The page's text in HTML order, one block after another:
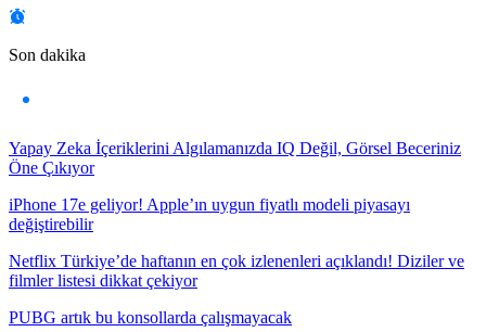
Son dakika
Yapay Zeka İçeriklerini Algılamanızda IQ Değil, Görsel Beceriniz
Öne Çıkıyor
iPhone 17e geliyor! Apple’ın uygun fiyatlı modeli piyasayı
değiştirebilir
Netflix Türkiye’de haftanın en çok izlenenleri açıklandı! Diziler ve
filmler listesi dikkat çekiyor
PUBG artık bu konsollarda çalışmayacak